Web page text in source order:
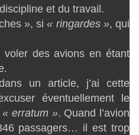
et du travail.
», si « ringardes », qui
des avions en étant
un article, j’ai cette
éventuellement le
« erratum ». Quand l’avion
passagers… il est trop